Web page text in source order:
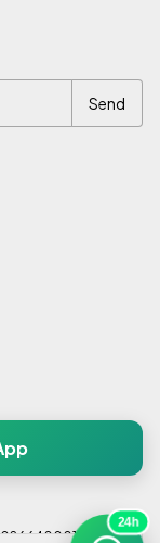
24h
- 2026.